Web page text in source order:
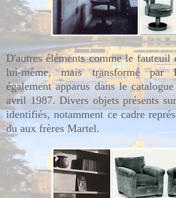
D'autres éléments comme le fauteuil
lui-même, mais transformé par
également apparus dans le
avril 1987. Divers objets présents
identifiés, notamment ce cadre
du aux frères Martel.